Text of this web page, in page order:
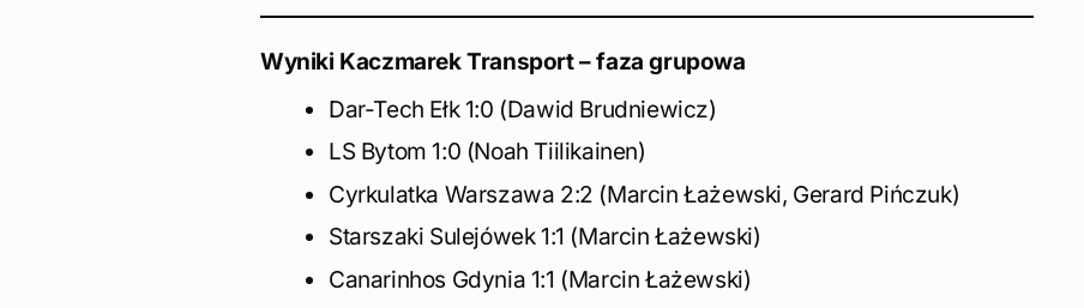
Wyniki Kaczmarek Transport – faza grupowa
Dar-Tech Ełk 1:0 (Dawid Brudniewicz)
LS Bytom 1:0 (Noah Tiilikainen)
Cyrkulatka Warszawa 2:2 (Marcin Łażewski, Gerard Pińczuk)
Starszaki Sulejówek 1:1 (Marcin Łażewski)
Canarinhos Gdynia 1:1 (Marcin Łażewski)